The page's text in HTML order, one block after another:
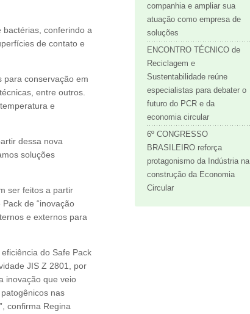
conferindo a
de contato e
para conservação em
entre outros.
e
dessa nova
soluções
ser feitos a partir
de “inovação
e externos para
do Safe Pack
JIS Z 2801, por
inovação que veio
nas
confirma Regina
companhia e ampliar sua
atuação como empresa de
soluções
ENCONTRO TÉCNICO de
Reciclagem e
Sustentabilidade reúne
especialistas para debater o
futuro do PCR e da
economia circular
6º CONGRESSO
BRASILEIRO reforça
protagonismo da Indústria na
construção da Economia
Circular